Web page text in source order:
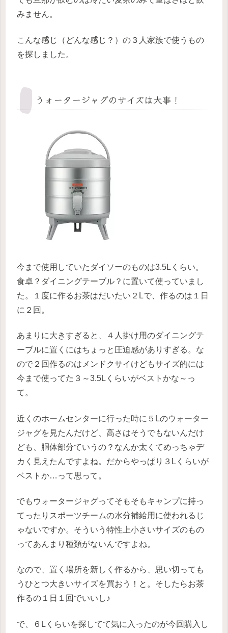
みません。
こんな感じ（どんな感じ？）の３人家族で使うもの
を探しました。
うォータージャグのサイズは大事！
今まで使用していたダイソーのものは3.5Lくらい。
食卓？ダイニングテーブル？に置いて使っていまし
た。１度に作るお茶はだいたい２Lで、作るのは１日
に２回。
あまりに大きすぎると、４人掛け用のダイニングテ
ーブルに置くにはちょっと圧迫感がありすぎる。な
ので２回作るのはメンドクサイけどもサイズ的には
今まで使ってた３～3.5Lくらいがベストかな～っ
て。
近くのホームセンターに行った時に５Lのウォーター
ジャグを見たんだけど、高さはそうでもないんだけ
ども、胴体部分ていうの？なんか太くてめっちゃデ
カく見えたんですよね。だからやっぱり３Lくらいが
ベストか…って思って。
でもウォータージャグってそもそもキャンプに持っ
てったりスポーツチームの水分補給用に使われるじ
ゃないですか。そういう特性上小さいサイズのもの
ってあんまり種類がないんですよね。
なので、置く場所を新しく作るから、思い切っても
うひとつ大きいサイズを買おう！と。そしたらお茶
作るの１日１回でいいし♪
で、６Lくらいを探してて気に入ったのが今回購入し